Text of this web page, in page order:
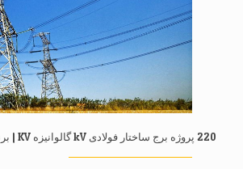
220 پروژه برج ساختار فولادی kV گالوانیزه KV | برنامه های نرخ و قیمت